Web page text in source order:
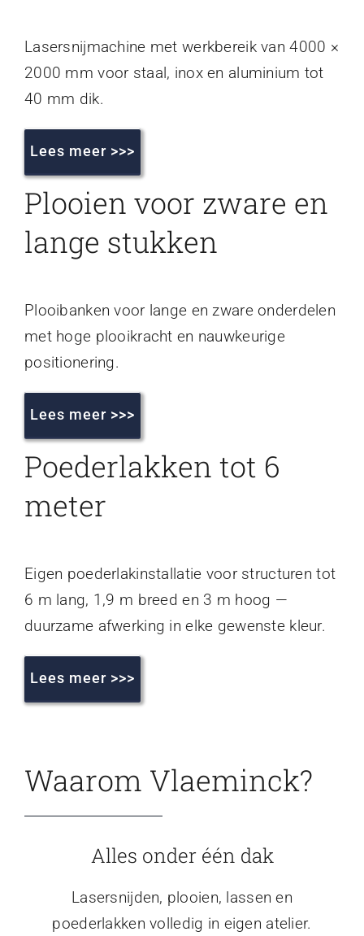
Lasersnijmachine met werkbereik van 4000 ×
2000 mm voor staal, inox en aluminium tot
40 mm dik.
Lees meer >>>
Plooien voor zware en
lange stukken
Plooibanken voor lange en zware onderdelen
met hoge plooikracht en nauwkeurige
positionering.
Lees meer >>>
Poederlakken tot 6
meter
Eigen poederlakinstallatie voor structuren tot
6 m lang, 1,9 m breed en 3 m hoog —
duurzame afwerking in elke gewenste kleur.
Lees meer >>>
Waarom Vlaeminck?
Alles onder één dak
Lasersnijden, plooien, lassen en
poederlakken volledig in eigen atelier.